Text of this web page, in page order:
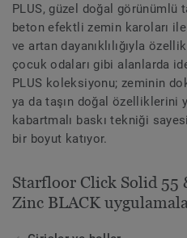
PLUS, güzel doğal görünümlü
beton efektli zemin karoları
ve artan dayanıklılığıyla
çocuk odaları gibi alanlarda
PLUS koleksiyonu; zeminin
ya da taşın doğal özelliklerini
kabartmalı baskı tekniği
bir boyut katıyor.
Starfloor Click Solid 55
Zinc BLACK